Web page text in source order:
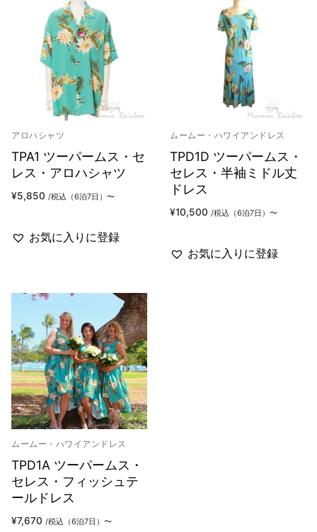
アロハシャツ
TPA1 ツーパームス・セ
レス・アロハシャツ
¥5,850 /税込（6泊7日）〜
お気に入りに登録
ムームー・ハワイアンドレス
TPD1D ツーパームス・
セレス・半袖ミドル丈
ドレス
¥10,500 /税込（6泊7日）〜
お気に入りに登録
ムームー・ハワイアンドレス
TPD1A ツーパームス・
セレス・フィッシュテ
ールドレス
¥7,670 /税込（6泊7日）〜